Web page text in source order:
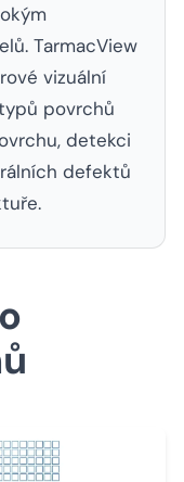
TarmacView
vizuální
povrchů
detekci
defektů